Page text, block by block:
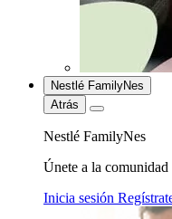
Nestlé FamilyNes
Atrás
Nestlé FamilyNes
Únete a la comunidad
Inicia sesión